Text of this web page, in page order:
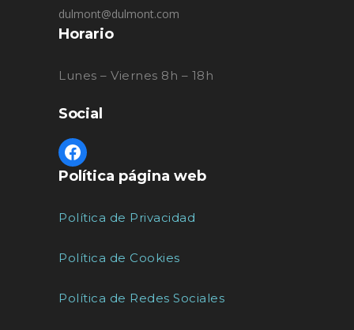
dulmont@dulmont.com
Horario
Lunes – Viernes 8h – 18h
Social
Política página web
Política de Privacidad
Política de Cookies
Política de Redes Sociales